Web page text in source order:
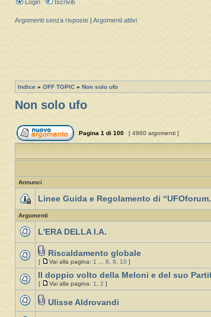
Login Iscriviti
Argomenti senza risposte Argomenti attivi
Indice » OFF TOPIC » Non solo ufo
Non solo ufo
Pagina 1 di 100 [ 4960 argomenti ]
Annunci
Linee Guida e Regolamento di
Argomenti
L'ERA DELLA I.A.
Riscaldamento globale
[ Vai alla pagina: 1 ... 8, 9, 10 ]
Il doppio volto della Meloni e del suo
[ Vai alla pagina: 1, 2 ]
Ulisse Aldrovandi